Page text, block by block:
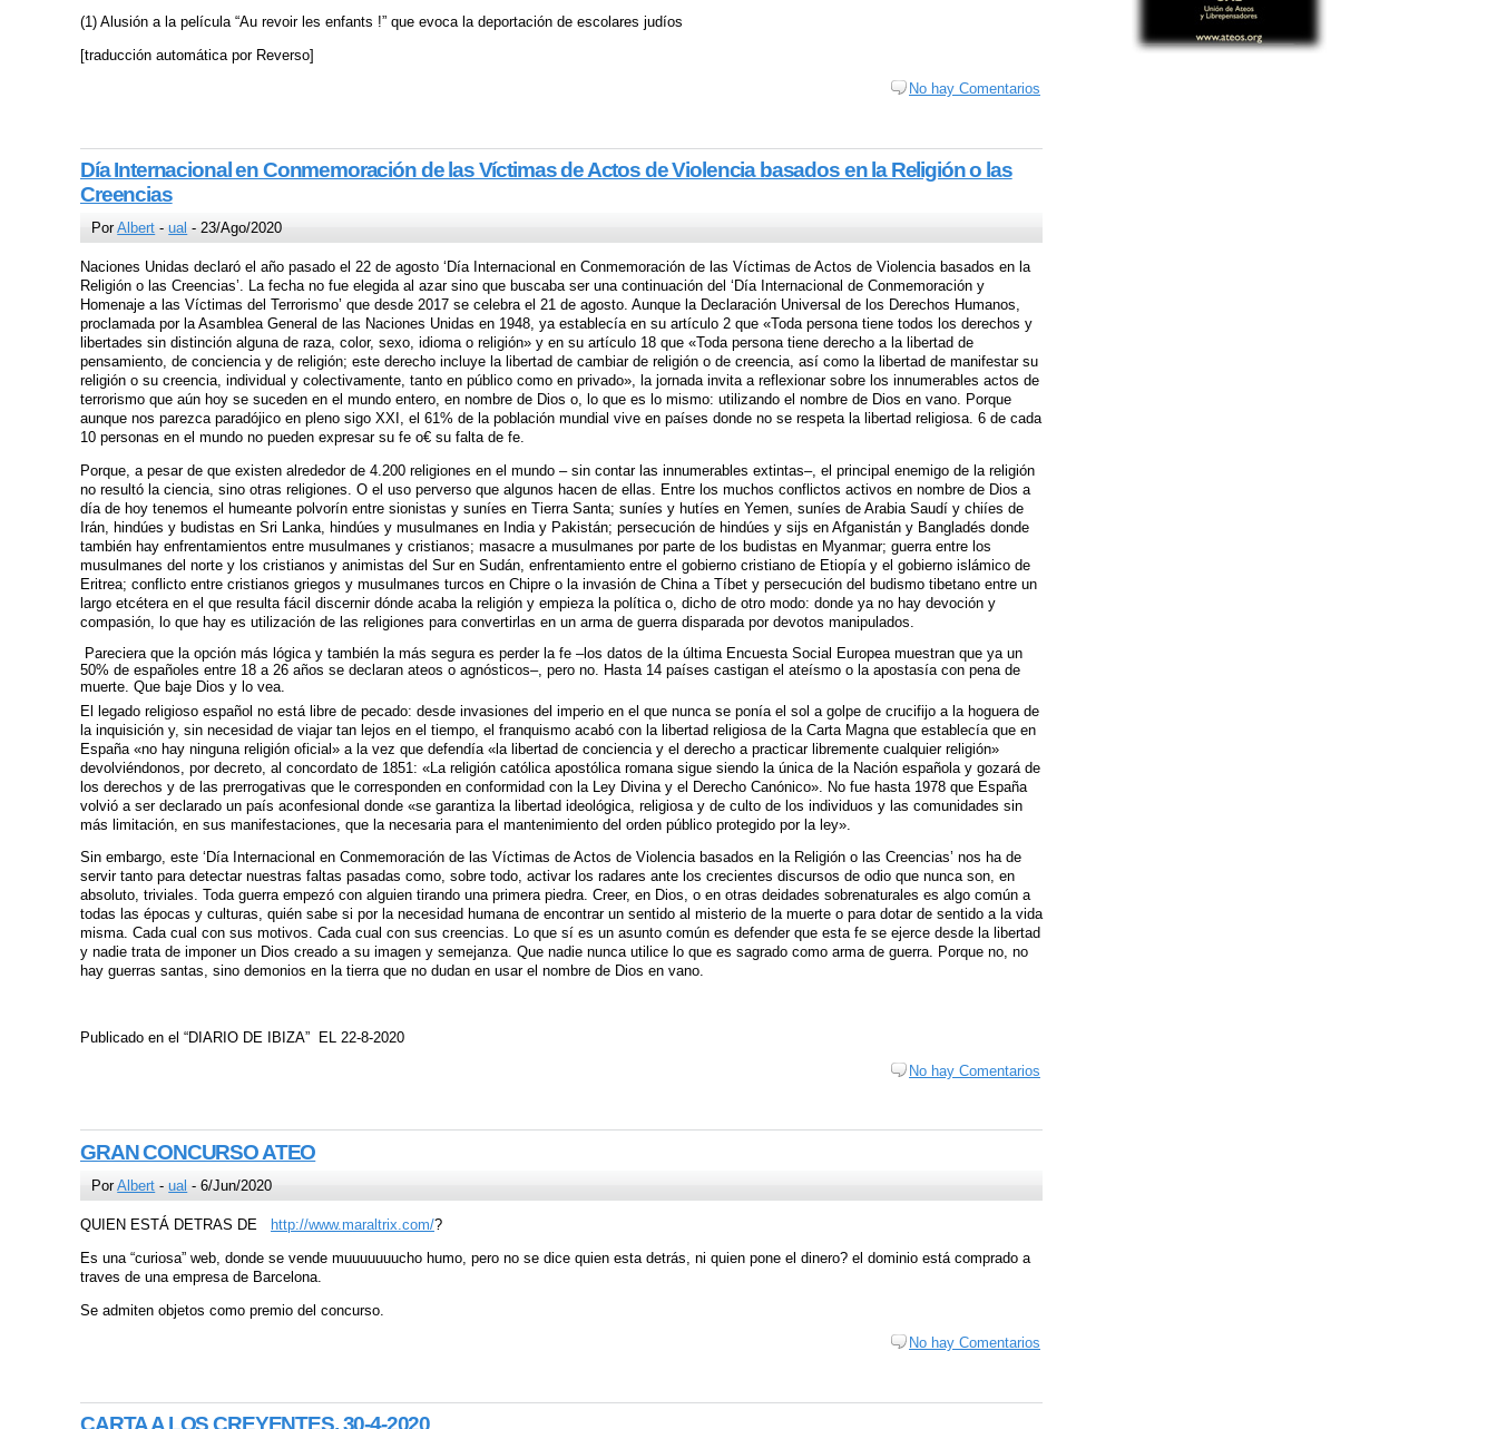
(1) Alusión a la película “Au revoir les enfants !” que evoca la deportación de escolares judíos
[traducción automática por Reverso]
No hay Comentarios
Día Internacional en Conmemoración de las Víctimas de Actos de Violencia basados en la Religión o las
Creencias
PorAlbert -ual - 23/Ago/2020
Naciones Unidas declaró el año pasado el 22 de agosto ‘Día Internacional en Conmemoración de las Víctimas de Actos de Violencia basados en la
Religión o las Creencias’. La fecha no fue elegida al azar sino que buscaba ser una continuación del ‘Día Internacional de Conmemoración y
Homenaje a las Víctimas del Terrorismo’ que desde 2017 se celebra el 21 de agosto. Aunque la Declaración Universal de los Derechos Humanos,
proclamada por la Asamblea General de las Naciones Unidas en 1948, ya establecía en su artículo 2 que «Toda persona tiene todos los derechos y
libertades sin distinción alguna de raza, color, sexo, idioma o religión» y en su artículo 18 que «Toda persona tiene derecho a la libertad de
pensamiento, de conciencia y de religión; este derecho incluye la libertad de cambiar de religión o de creencia, así como la libertad de manifestar su
religión o su creencia, individual y colectivamente, tanto en público como en privado», la jornada invita a reflexionar sobre los innumerables actos de
terrorismo que aún hoy se suceden en el mundo entero, en nombre de Dios o, lo que es lo mismo: utilizando el nombre de Dios en vano. Porque
aunque nos parezca paradójico en pleno sigo XXI, el 61% de la población mundial vive en países donde no se respeta la libertad religiosa. 6 de cada
10 personas en el mundo no pueden expresar su fe o€ su falta de fe.
Porque, a pesar de que existen alrededor de 4.200 religiones en el mundo – sin contar las innumerables extintas–, el principal enemigo de la religión
no resultó la ciencia, sino otras religiones. O el uso perverso que algunos hacen de ellas. Entre los muchos conflictos activos en nombre de Dios a
día de hoy tenemos el humeante polvorín entre sionistas y suníes en Tierra Santa; suníes y hutíes en Yemen, suníes de Arabia Saudí y chiíes de
Irán, hindúes y budistas en Sri Lanka, hindúes y musulmanes en India y Pakistán; persecución de hindúes y sijs en Afganistán y Bangladés donde
también hay enfrentamientos entre musulmanes y cristianos; masacre a musulmanes por parte de los budistas en Myanmar; guerra entre los
musulmanes del norte y los cristianos y animistas del Sur en Sudán, enfrentamiento entre el gobierno cristiano de Etiopía y el gobierno islámico de
Eritrea; conflicto entre cristianos griegos y musulmanes turcos en Chipre o la invasión de China a Tíbet y persecución del budismo tibetano entre un
largo etcétera en el que resulta fácil discernir dónde acaba la religión y empieza la política o, dicho de otro modo: donde ya no hay devoción y
compasión, lo que hay es utilización de las religiones para convertirlas en un arma de guerra disparada por devotos manipulados.
Pareciera que la opción más lógica y también la más segura es perder la fe –los datos de la última Encuesta Social Europea muestran que ya un
50% de españoles entre 18 a 26 años se declaran ateos o agnósticos–, pero no. Hasta 14 países castigan el ateísmo o la apostasía con pena de
muerte. Que baje Dios y lo vea.
El legado religioso español no está libre de pecado: desde invasiones del imperio en el que nunca se ponía el sol a golpe de crucifijo a la hoguera de
la inquisición y, sin necesidad de viajar tan lejos en el tiempo, el franquismo acabó con la libertad religiosa de la Carta Magna que establecía que en
España «no hay ninguna religión oficial» a la vez que defendía «la libertad de conciencia y el derecho a practicar libremente cualquier religión»
devolviéndonos, por decreto, al concordato de 1851: «La religión católica apostólica romana sigue siendo la única de la Nación española y gozará de
los derechos y de las prerrogativas que le corresponden en conformidad con la Ley Divina y el Derecho Canónico». No fue hasta 1978 que España
volvió a ser declarado un país aconfesional donde «se garantiza la libertad ideológica, religiosa y de culto de los individuos y las comunidades sin
más limitación, en sus manifestaciones, que la necesaria para el mantenimiento del orden público protegido por la ley».
Sin embargo, este ‘Día Internacional en Conmemoración de las Víctimas de Actos de Violencia basados en la Religión o las Creencias’ nos ha de
servir tanto para detectar nuestras faltas pasadas como, sobre todo, activar los radares ante los crecientes discursos de odio que nunca son, en
absoluto, triviales. Toda guerra empezó con alguien tirando una primera piedra. Creer, en Dios, o en otras deidades sobrenaturales es algo común a
todas las épocas y culturas, quién sabe si por la necesidad humana de encontrar un sentido al misterio de la muerte o para dotar de sentido a la vida
misma. Cada cual con sus motivos. Cada cual con sus creencias. Lo que sí es un asunto común es defender que esta fe se ejerce desde la libertad
y nadie trata de imponer un Dios creado a su imagen y semejanza. Que nadie nunca utilice lo que es sagrado como arma de guerra. Porque no, no
hay guerras santas, sino demonios en la tierra que no dudan en usar el nombre de Dios en vano.
Publicado en el “DIARIO DE IBIZA” EL 22-8-2020
No hay Comentarios
GRAN CONCURSO ATEO
PorAlbert -ual - 6/Jun/2020
QUIEN ESTÁ DETRAS DE http://www.maraltrix.com/?
Es una “curiosa” web, donde se vende muuuuuuucho humo, pero no se dice quien esta detrás, ni quien pone el dinero? el dominio está comprado a
traves de una empresa de Barcelona.
Se admiten objetos como premio del concurso.
No hay Comentarios